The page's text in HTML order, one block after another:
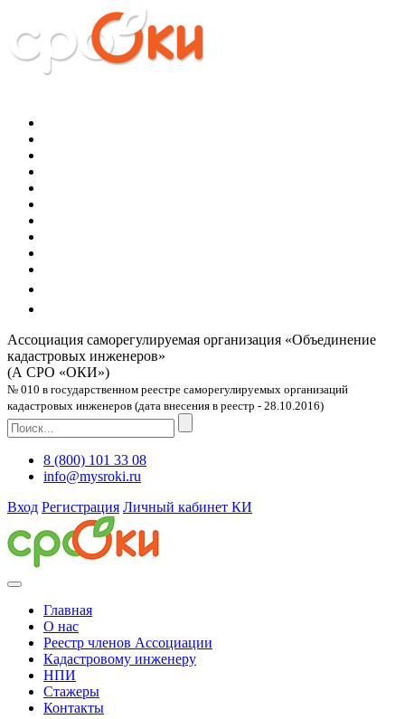
Ассоциация саморегулируемая организация «Объединение
кадастровых инженеров»
(А СРО «ОКИ»)
№ 010 в государственном реестре саморегулируемых организаций
кадастровых инженеров (дата внесения в реестр - 28.10.2016)
8 (800) 101 33 08
info@mysroki.ru
Вход Регистрация Личный кабинет КИ
Главная
О нас
Реестр членов Ассоциации
Кадастровому инженеру
НПИ
Стажеры
Контакты